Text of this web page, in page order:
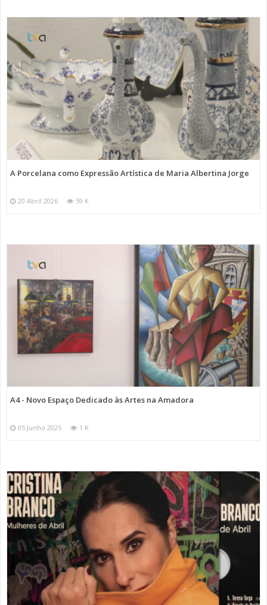
A Porcelana como Expressão Artística de Maria Albertina Jorge
20 Abril 2026 59 K
A4 - Novo Espaço Dedicado às Artes na Amadora
05 Junho 2025 1 K